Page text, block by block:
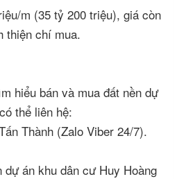
m (35 tỷ 200 triệu), giá còn
thiện chí mua.
hiểu bán và mua đất nền dự
thể liên hệ:
Thành (Zalo Viber 24/7).
án khu dân cư Huy Hoàng